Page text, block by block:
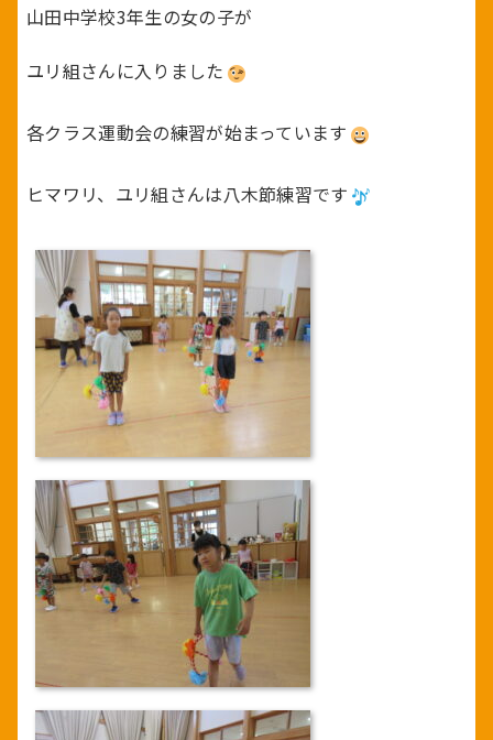
山田中学校3年生の女の子が
ユリ組さんに入りました
各クラス運動会の練習が始まっています
ヒマワリ、ユリ組さんは八木節練習です